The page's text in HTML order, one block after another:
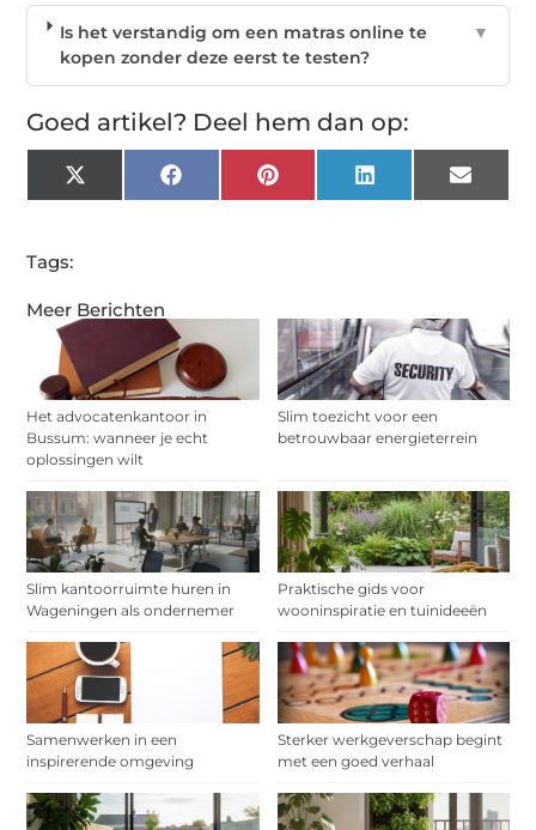
Meer Berichten
Het advocatenkantoor in
Bussum: wanneer je echt
oplossingen wilt
Slim toezicht voor een
betrouwbaar energieterrein
Slim kantoorruimte huren in
Wageningen als ondernemer
Praktische gids voor
wooninspiratie en tuinideeën
Samenwerken in een
inspirerende omgeving
Sterker werkgeverschap begint
met een goed verhaal
Is het verstandig om een matras online te
kopen zonder deze eerst te testen?
▼
Goed artikel? Deel hem dan op:
X
(Twitter)
Facebook Pinterest LinkedIn Email
Tags: